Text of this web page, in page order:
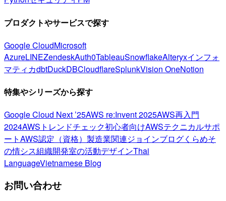
プロダクトやサービスで探す
Google CloudMicrosoft
AzureLINEZendeskAuth0TableauSnowflakeAlteryxインフォ
マティカdbtDuckDBCloudflareSplunkVision OneNotion
特集やシリーズから探す
Google Cloud Next ’25AWS re:Invent 2025AWS再入門
2024AWSトレンドチェック初心者向けAWSテクニカルサポ
ートAWS認定（資格） 製造業関連ジョインブログくらめそ
の情シス組織開発室の活動デザインThai
LanguageVietnamese Blog
お問い合わせ